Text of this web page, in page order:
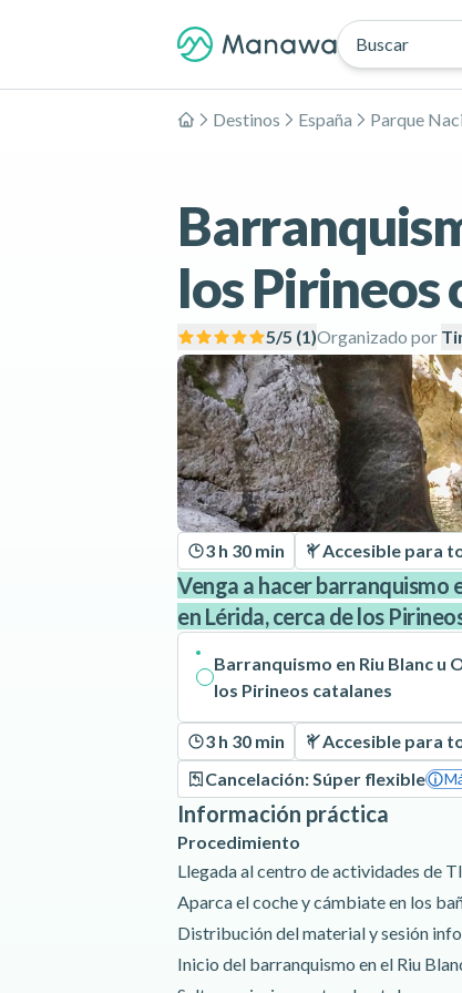
Buscar
Inicio
Destinos España
los Pirineos
Organizado por
5/5 (1)
3 h 30 min Accesible para
Venga a hacer barranquismo
en Lérida, cerca de los
Barranquismo en Riu Blanc u
los Pirineos catalanes
3 h 30 min Accesible para
Cancelación: Súper flexible
Información práctica
Procedimiento
Llegada al centro de actividades de
Aparca el coche y cámbiate en los
Distribución del material y sesión
Inicio del barranquismo en el Riu